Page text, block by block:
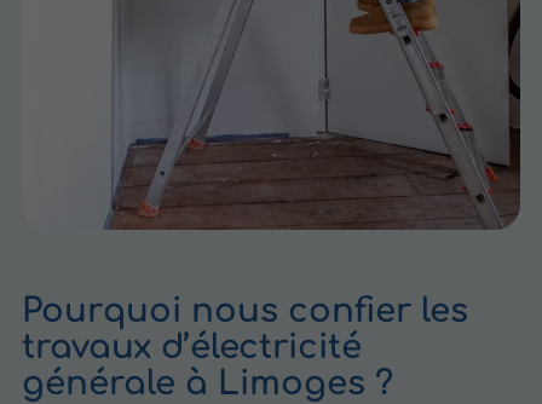
Pourquoi nous confier les
travaux d’électricité
générale à Limoges ?